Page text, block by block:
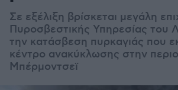
Σε εξέλιξη βρίσκεται μεγάλη
Πυροσβεστικής Υπηρεσίας του
την κατάσβεση πυρκαγιάς που
κέντρο ανακύκλωσης στην
Μπέρμοντσεϊ